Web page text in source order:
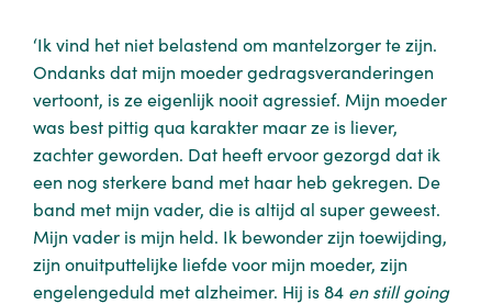
‘Ik vind het niet belastend om mantelzorger te zijn.
Ondanks dat mijn moeder gedragsveranderingen
vertoont, is ze eigenlijk nooit agressief. Mijn moeder
was best pittig qua karakter maar ze is liever,
zachter geworden. Dat heeft ervoor gezorgd dat ik
een nog sterkere band met haar heb gekregen. De
band met mijn vader, die is altijd al super geweest.
Mijn vader is mijn held. Ik bewonder zijn toewijding,
zijn onuitputtelijke liefde voor mijn moeder, zijn
engelengeduld met alzheimer. Hij is 84 en still going